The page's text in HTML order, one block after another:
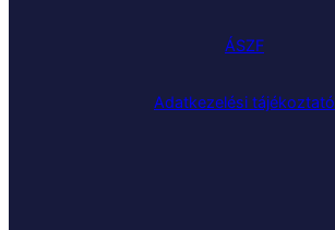
ÁSZF
Adatkezelési tájékoztató